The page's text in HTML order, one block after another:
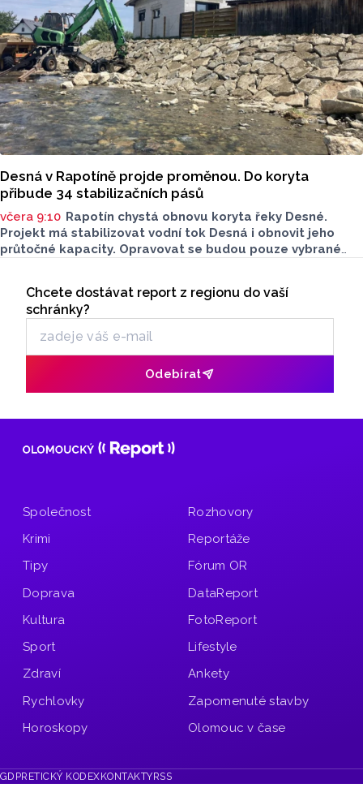
Desná v Rapotíně projde proměnou. Do koryta
přibude 34 stabilizačních pásů
včera 9:10 Rapotín chystá obnovu koryta řeky Desné.
Projekt má stabilizovat vodní tok Desná i obnovit jeho
průtočné kapacity. Opravovat se budou pouze vybrané
Odběr newsletteru
Chcete dostávat report z regionu do vaší
schránky?
Odebírat
Společnost
Krimi
Tipy
Doprava
Kultura
Sport
Zdraví
Rychlovky
Horoskopy
Rozhovory
Reportáže
Fórum OR
DataReport
FotoReport
Lifestyle
Ankety
Zapomenuté stavby
Olomouc v čase
GDPR ETICKÝ KODEX KONTAKTY RSS